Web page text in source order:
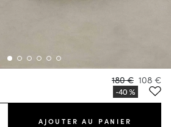
180 € 108 €
AJOUTER AU PANIER